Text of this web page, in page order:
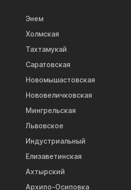
Энем
Холмская
Тахтамукай
Саратовская
Новомышастовская
Нововеличковская
Мингрельская
Львовское
Индустриальный
Елизаветинская
Ахтырский
Архипо-Осиповка